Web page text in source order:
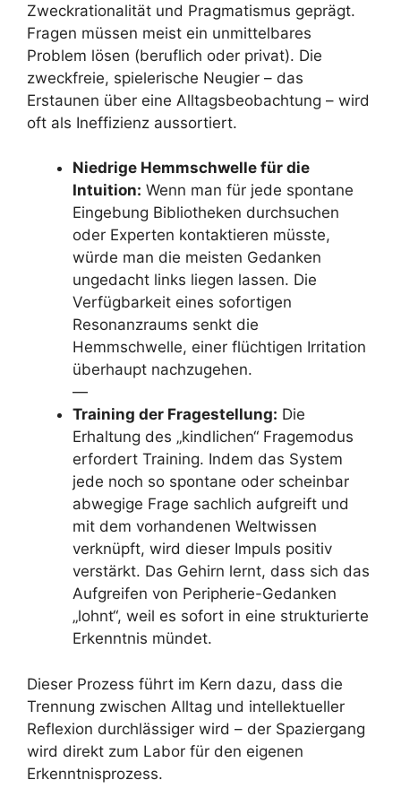
Zweckrationalität und Pragmatismus geprägt.
Fragen müssen meist ein unmittelbares
Problem lösen (beruflich oder privat). Die
zweckfreie, spielerische Neugier – das
Erstaunen über eine Alltagsbeobachtung – wird
oft als Ineffizienz aussortiert.
Niedrige Hemmschwelle für die
Intuition: Wenn man für jede spontane
Eingebung Bibliotheken durchsuchen
oder Experten kontaktieren müsste,
würde man die meisten Gedanken
ungedacht links liegen lassen. Die
Verfügbarkeit eines sofortigen
Resonanzraums senkt die
Hemmschwelle, einer flüchtigen Irritation
überhaupt nachzugehen.
—
Training der Fragestellung: Die
Erhaltung des „kindlichen“ Fragemodus
erfordert Training. Indem das System
jede noch so spontane oder scheinbar
abwegige Frage sachlich aufgreift und
mit dem vorhandenen Weltwissen
verknüpft, wird dieser Impuls positiv
verstärkt. Das Gehirn lernt, dass sich das
Aufgreifen von Peripherie-Gedanken
„lohnt“, weil es sofort in eine strukturierte
Erkenntnis mündet.
Dieser Prozess führt im Kern dazu, dass die
Trennung zwischen Alltag und intellektueller
Reflexion durchlässiger wird – der Spaziergang
wird direkt zum Labor für den eigenen
Erkenntnisprozess.